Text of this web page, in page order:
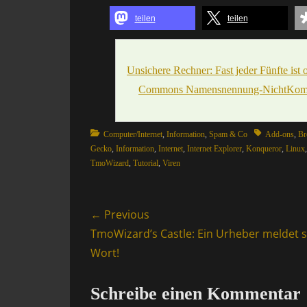
teilen teilen
Unsichere Rechner: Fast jeder Fünfte ist
Commons Namensnennung-
Categories
Computer/Internet, Information, Spam & Co TagsAdd-ons,
Gecko, Information, Internet, Internet Explorer, Konqueror, Linux,
TmoWizard, Tutorial, Viren
Beitragsnavigation
← Previous
Previous
post:
TmoWizard’s Castle: Ein Urheber meldet
Wort!
Schreibe einen Kommentar